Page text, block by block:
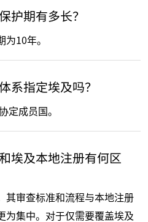
护期有多长？
10年。
系指定埃及吗？
定成员国。
埃及本地注册有何区
其审查标准和流程与本地注册
为集中。对于仅需要覆盖埃及